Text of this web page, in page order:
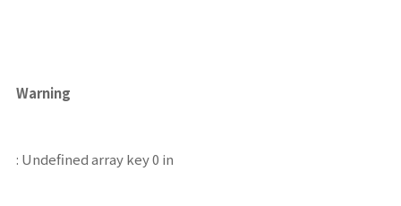
Warning
: Undefined array key 0 in